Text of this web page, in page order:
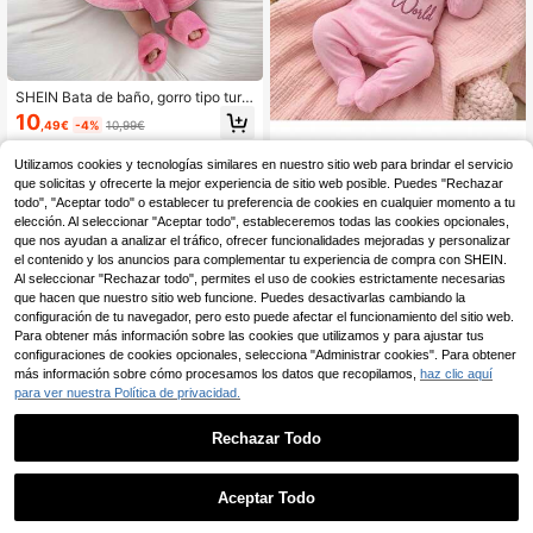
SHEIN Bata de baño, gorro tipo turb
ante y pantuflas mini a juego para s
esión de fotos de recién nacida, co
n bordado de amor como accesorio
s para fotografía de bebés recién na
cidos
10 ,49€ -4% 10,99€
melimere
Almacén UE SHEIN Pelele de punto c
on estampado rosa para bebé niña,
estilo casual
7 ,42€
1
Utilizamos cookies y tecnologías similares en nuestro sitio web para brindar el servicio
que solicitas y ofrecerte la mejor experiencia de sitio web posible. Puedes "Rechazar
todo", "Aceptar todo" o establecer tu preferencia de cookies en cualquier momento a tu
elección. Al seleccionar "Aceptar todo", estableceremos todas las cookies opcionales,
que nos ayudan a analizar el tráfico, ofrecer funcionalidades mejoradas y personalizar
el contenido y los anuncios para complementar tu experiencia de compra con SHEIN.
Al seleccionar "Rechazar todo", permites el uso de cookies estrictamente necesarias
que hacen que nuestro sitio web funcione. Puedes desactivarlas cambiando la
configuración de tu navegador, pero esto puede afectar el funcionamiento del sitio web.
Para obtener más información sobre las cookies que utilizamos y para ajustar tus
configuraciones de cookies opcionales, selecciona "Administrar cookies". Para obtener
más información sobre cómo procesamos los datos que recopilamos, haz clic aquí
para ver nuestra Política de privacidad.
Rechazar Todo
Aceptar Todo